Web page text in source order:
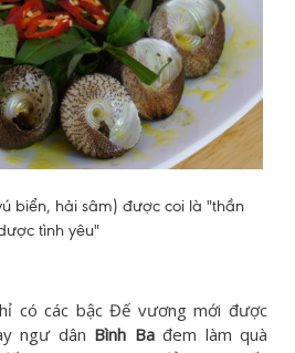
biển, hải sâm) được coi là "thần
tình yêu"
có các bậc Đế vương mới được
ngư dân Bình Bađem làm quà